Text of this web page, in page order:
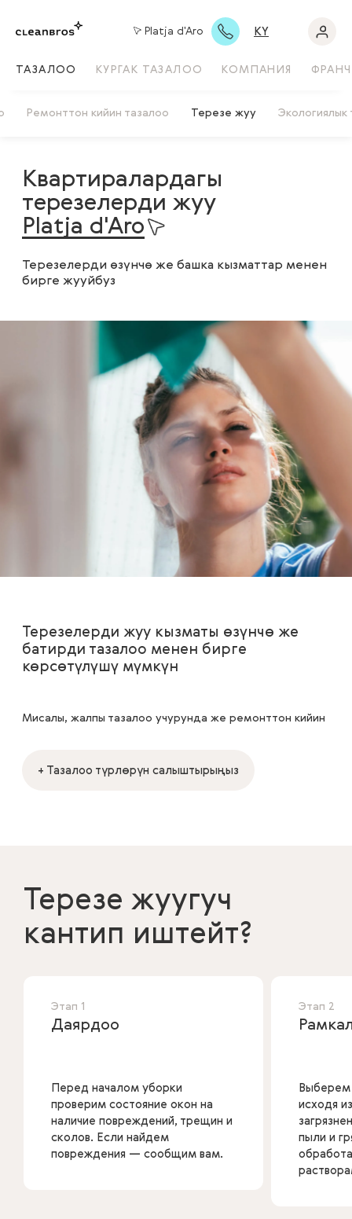
Platja d'Aro KY
ТАЗАЛОО КУРГАК ТАЗАЛОО КОМПАНИЯ
Ремонттон кийин тазалоо Терезе жуу Экологиялык
Квартиралардагы
терезелерди жуу
Platja d'Aro
Терезелерди өзүнчө же башка кызматтар менен
бирге жууйбуз
Терезелерди жуу кызматы өзүнчө же
батирди тазалоо менен бирге
көрсөтүлүшү мүмкүн
Мисалы, жалпы тазалоо учурунда же ремонттон кийин
+ Тазалоо түрлөрүн салыштырыңыз
Этап 1
Даярдоо
Перед началом уборки
проверим состояние окон на
наличие повреждений, трещин и
сколов. Если найдем
повреждения — сообщим вам.
Этап 2
Выберем
исходя
пыли и
Терезе жуугуч
кантип иштейт?